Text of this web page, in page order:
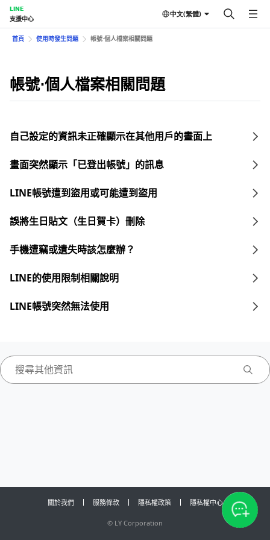
LINE
支援中心
中文(繁體)
首頁 使用時發生問題 帳號⋅個人檔案相關問題
帳號⋅個人檔案相關問題
自己設定的資訊未正確顯示在其他用戶的畫面上
畫面突然顯示「已登出帳號」的訊息
LINE帳號遭到盜用或可能遭到盜用
誤將生日貼文（生日賀卡）刪除
手機遭竊或遺失時該怎麼辦？
LINE的使用限制相關說明
LINE帳號突然無法使用
關於我們 服務條款 隱私權政策 隱私權中心
© LY Corporation